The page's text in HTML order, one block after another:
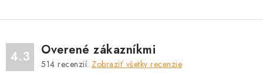
4.3 Overené zákazníkmi
514 recenzií. Zobraziť všetky recenzie